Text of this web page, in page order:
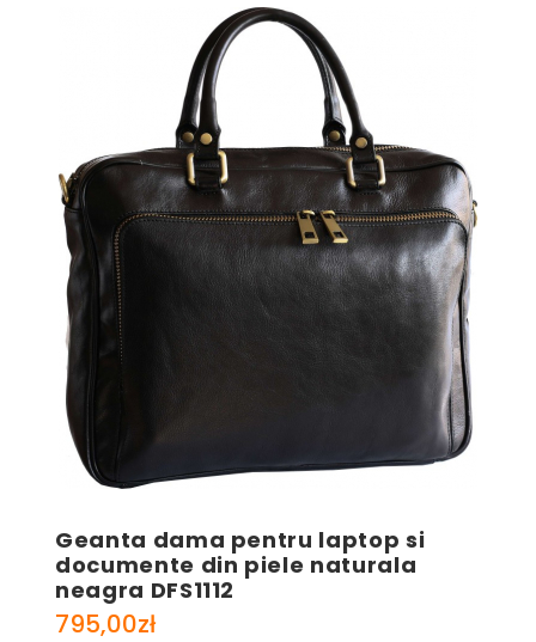
Geanta dama pentru laptop si
documente din piele naturala
neagra DFS1112
795,00zł